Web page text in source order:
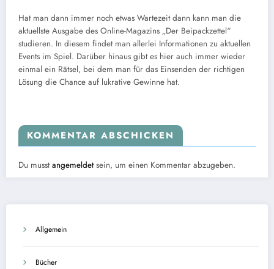
Hat man dann immer noch etwas Wartezeit dann kann man die
aktuellste Ausgabe des Online-Magazins „Der Beipackzettel“
studieren. In diesem findet man allerlei Informationen zu aktuellen
Events im Spiel. Darüber hinaus gibt es hier auch immer wieder
einmal ein Rätsel, bei dem man für das Einsenden der richtigen
Lösung die Chance auf lukrative Gewinne hat.
KOMMENTAR ABSCHICKEN
Du musstangemeldetsein, um einen Kommentar abzugeben.
Allgemein
Bücher